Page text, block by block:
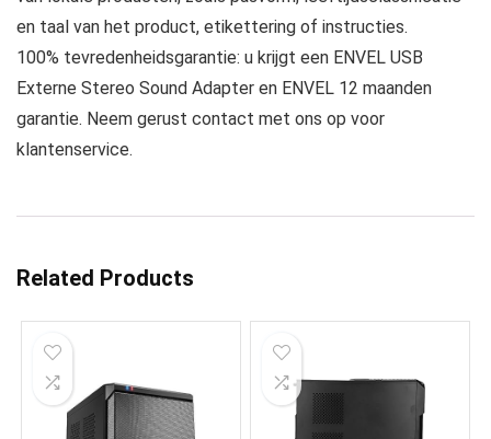
en taal van het product, etikettering of instructies.
100% tevredenheidsgarantie: u krijgt een ENVEL USB
Externe Stereo Sound Adapter en ENVEL 12 maanden
garantie. Neem gerust contact met ons op voor
klantenservice.
Related Products